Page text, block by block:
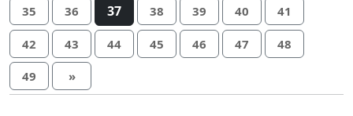
35 36 37 38 39 40 41
42 43 44 45 46 47 48
49 »